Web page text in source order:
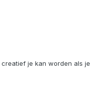
je kan worden als je